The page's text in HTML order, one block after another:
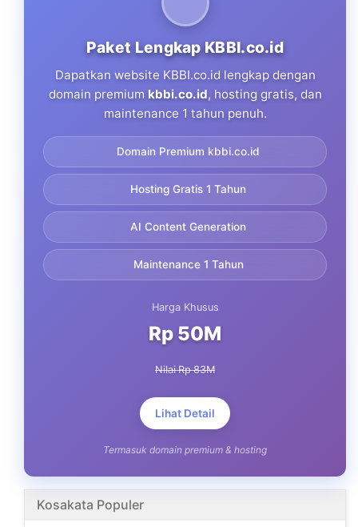
Paket Lengkap KBBI.co.id
Dapatkan website KBBI.co.id lengkap dengan
domain premium kbbi.co.id, hosting gratis, dan
maintenance 1 tahun penuh.
Domain Premium kbbi.co.id
Hosting Gratis 1 Tahun
AI Content Generation
Maintenance 1 Tahun
Harga Khusus
Rp 50M
Nilai Rp 83M
Lihat Detail
Termasuk domain premium & hosting
Kosakata Populer